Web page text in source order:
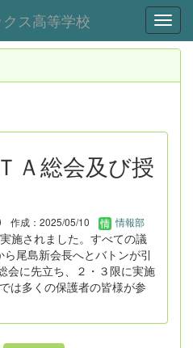
ス高等学校
Ａ総会及び授
作成：2025/05/10 情報部
施されました。すべての議
尾島新会長へとバトンが引
会に先立ち、２・３限に実施
多くの保護者の皆様が参